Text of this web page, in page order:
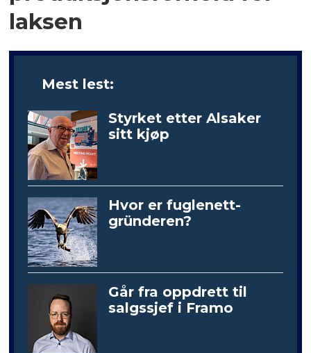
laksen
Mest lest:
Styrket etter Alsaker
sitt kjøp
Hvor er fuglenett-
gründeren?
Går fra oppdrett til
salgssjef i Framo